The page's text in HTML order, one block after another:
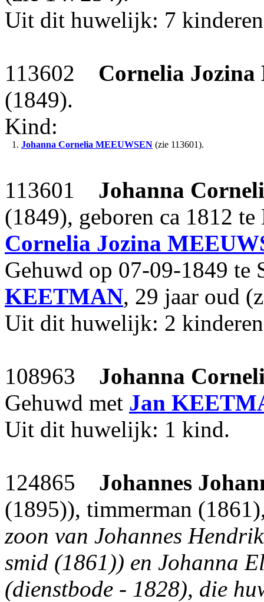
Uit dit huwelijk: 7
113602 Cornelia Jozina
(1849).
Kind:
1. Johanna Cornelia MEEUWSEN (zie 113601).
113601 Johanna
(1849), geboren ca 1812
Cornelia Jozina
Gehuwd op 07-09-1849 te
KEETMAN, 29 jaar oud
Uit dit huwelijk: 2
108963 Johanna
Gehuwd met Jan
Uit dit huwelijk: 1 kind.
124865 Johannes
(1895)), timmerman
zoon van Johannes
smid (1861)) en Johanna
(dienstbode - 1828), die